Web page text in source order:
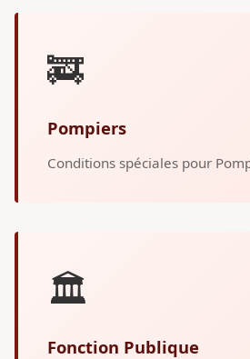
🚒
Pompiers
Conditions spéciales pour
🏛️
Fonction Publique